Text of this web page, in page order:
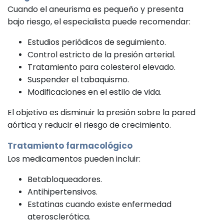
Cuando el aneurisma es pequeño y presenta
bajo riesgo, el especialista puede recomendar:
Estudios periódicos de seguimiento.
Control estricto de la presión arterial.
Tratamiento para colesterol elevado.
Suspender el tabaquismo.
Modificaciones en el estilo de vida.
El objetivo es disminuir la presión sobre la pared
aórtica y reducir el riesgo de crecimiento.
Tratamiento farmacológico
Los medicamentos pueden incluir:
Betabloqueadores.
Antihipertensivos.
Estatinas cuando existe enfermedad
aterosclerótica.